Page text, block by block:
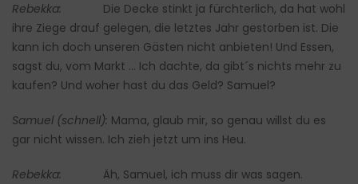
Rebekka: Die Decke stinkt ja fürchterlich, da hat wohl
ihre Ziege drauf gelegen, die letztes Jahr gestorben ist. Die
kann ich doch unseren Gästen nicht anbieten! Und Essen,
sagst du, vom Markt … Ich dachte, da gibt´s nichts mehr zu
kaufen? Und woher hast du das Geld? Samuel?
Samuel (schnell): Mama, glaub mir, so genau willst du es
gar nicht wissen. Ich zieh jetzt um ins Heu.
Rebekka: Äh, Samuel, ich muss dir was sagen.